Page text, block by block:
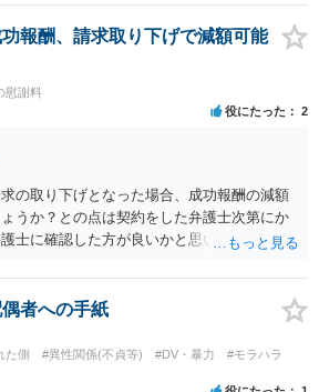
拠関係等によって判断されます。 ご記載の
と数回の食事のみで性交渉がないのであれ
料支払義務は否定されます。他方で、性交渉
り取りの内容や関係の態様によっては、婚
として、例外的に慰謝料支払義務が肯定さ
に弁護士に依頼されているのであれば、車
、支払能力の問題と、そもそもの慰謝料額
もらう方がよいでしょう。
報酬、請求取り下げで減額可能
慰謝料
役にたった 2
の取り下げとなった場合、成功報酬の減額
うか？との点は契約をした弁護士次第にか
士に確認した方が良いかと思います。ご参
者への手紙
た側 #異性関係(不貞等) #DV・暴力
#モラハラ